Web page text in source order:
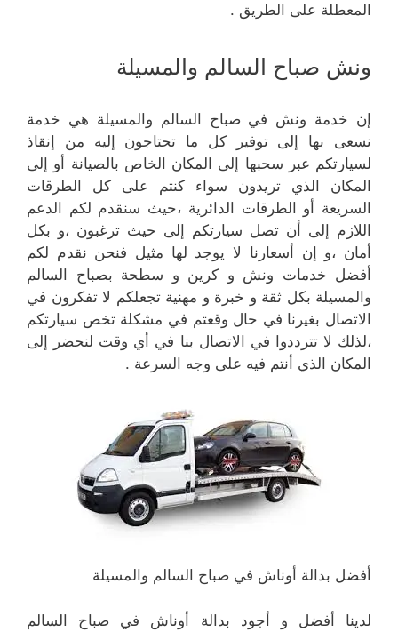
المعطلة على الطريق .
ونش صباح السالم والمسيلة
إن خدمة ونش في صباح السالم والمسيلة هي خدمة
نسعى بها إلى توفير كل ما تحتاجون إليه من إنقاذ
لسيارتكم عبر سحبها إلى المكان الخاص بالصيانة أو إلى
المكان الذي تريدون سواء كنتم على كل الطرقات
السريعة أو الطرقات الدائرية ،حيث سنقدم لكم الدعم
اللازم إلى أن تصل سيارتكم إلى حيث ترغبون ،و بكل
أمان ،و إن أسعارنا لا يوجد لها مثيل فنحن نقدم لكم
أفضل خدمات ونش و كرين و سطحة بصباح السالم
والمسيلة بكل ثقة و خبرة و مهنية تجعلكم لا تفكرون في
الاتصال بغيرنا في حال وقعتم في مشكلة تخص سيارتكم
،لذلك لا تترددوا في الاتصال بنا في أي وقت لنحضر إلى
المكان الذي أنتم فيه على وجه السرعة .
أفضل بدالة أوناش في صباح السالم والمسيلة
لدينا أفضل و أجود بدالة أوناش في صباح السالم